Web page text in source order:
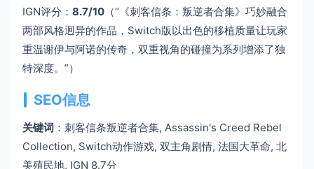
IGN评分： 8.7/10 （“《刺客信条：叛逆者合集》巧妙融合
两部风格迥异的作品，Switch版以出色的移植质量让玩家
重温谢伊与阿诺的传奇，双重视角的碰撞为系列增添了独
特深度。”）
SEO信息
关键词 ：刺客信条叛逆者合集, Assassin's Creed Rebel
Collection, Switch动作游戏, 双主角剧情, 法国大革命, 北
美殖民地, IGN 8.7分